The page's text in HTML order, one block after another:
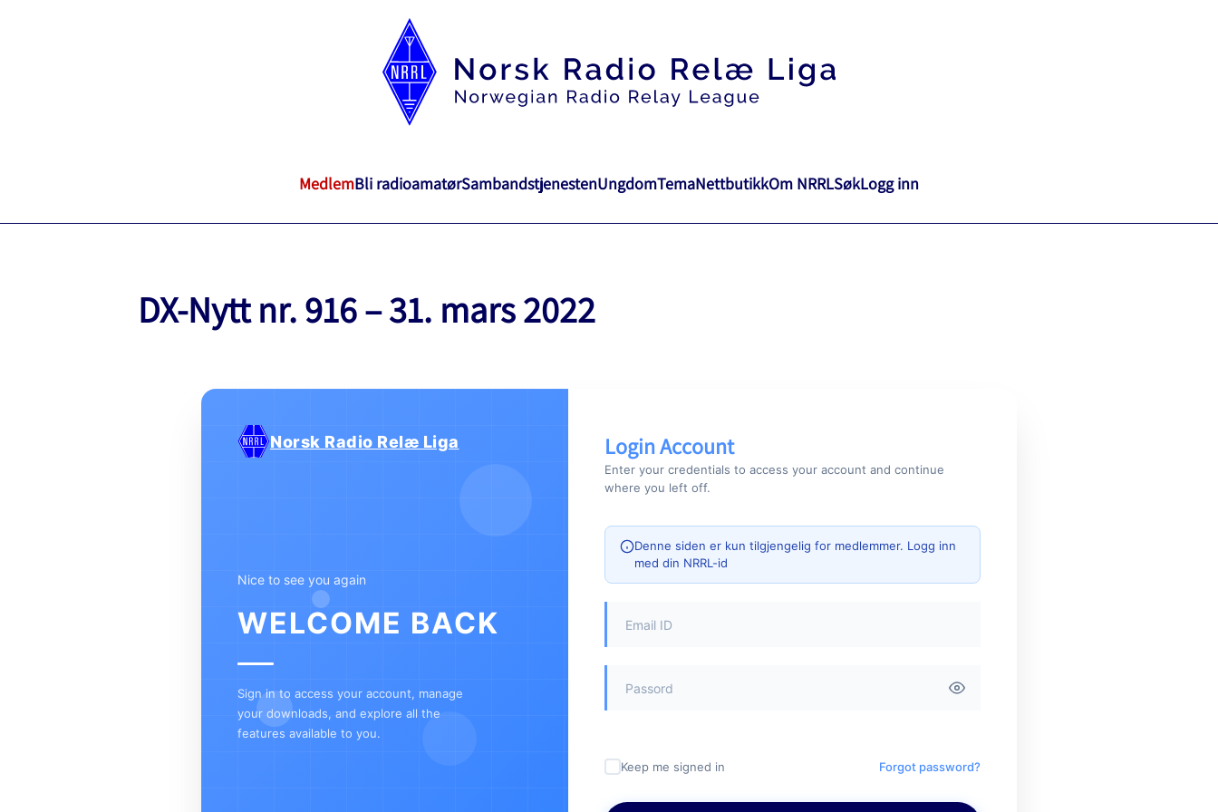
MedlemBli radioamatørSambandstjenestenUngdomTemaNettbutikkOm NRRLSøkLogg inn
DX-Nytt nr. 916 – 31. mars 2022
Norsk Radio Relæ Liga
Nice to see you again
WELCOME BACK
Sign in to access your account, manage
your downloads, and explore all the
features available to you.
Login Account
Enter your credentials to access your account and continue
where you left off.
Denne siden er kun tilgjengelig for medlemmer. Logg inn
med din NRRL-id
Keep me signed in Forgot password?